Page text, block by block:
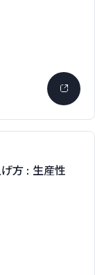
方 : 生産性